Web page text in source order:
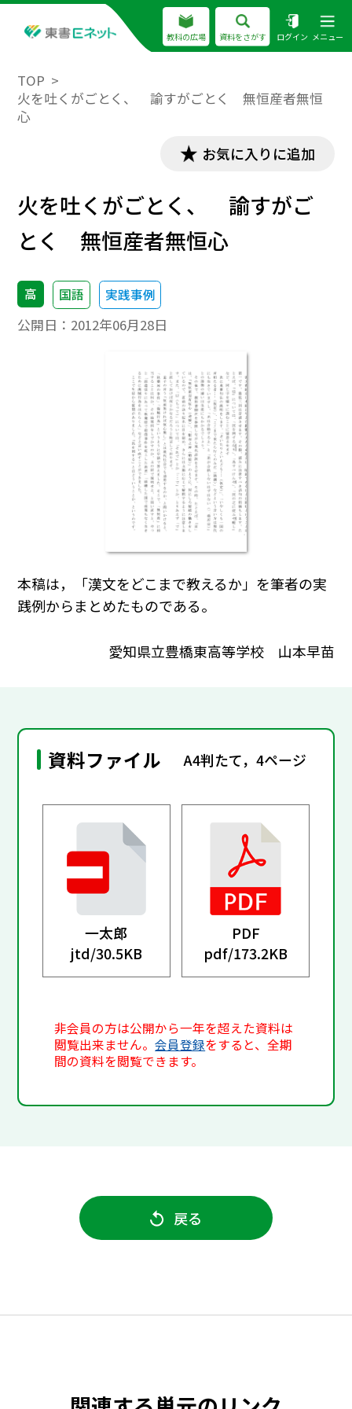
教科の広場 資料をさがす ログイン メニュー
TOP
火を吐くがごとく、 諭すがごとく 無恒産者無恒
心
お気に入りに追加
火を吐くがごとく、 諭すがご
とく 無恒産者無恒心
高 国語 実践事例
公開日： 2012年06月28日
本稿は，「漢文をどこまで教えるか」を筆者の実
践例からまとめたものである。
愛知県立豊橋東高等学校 山本早苗
資料ファイル A4判たて，4ページ
一太郎
jtd/30.5KB
PDF
pdf/173.2KB
非会員の方は公開から一年を超えた資料は
閲覧出来ません。会員登録をすると、全期
間の資料を閲覧できます。
戻る